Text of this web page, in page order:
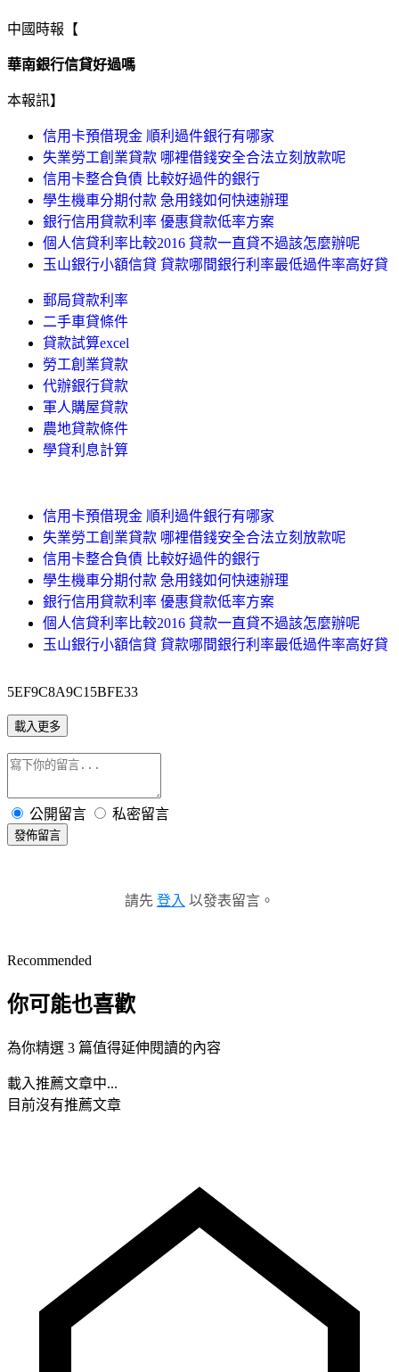
中國時報【
華南銀行信貸好過嗎
本報訊】
信用卡預借現金 順利過件銀行有哪家
失業勞工創業貸款 哪裡借錢安全合法立刻放款呢
信用卡整合負債 比較好過件的銀行
學生機車分期付款 急用錢如何快速辦理
銀行信用貸款利率 優惠貸款低率方案
個人信貸利率比較2016 貸款一直貸不過該怎麼辦呢
玉山銀行小額信貸 貸款哪間銀行利率最低過件率高好貸
郵局貸款利率
二手車貸條件
貸款試算excel
勞工創業貸款
代辦銀行貸款
軍人購屋貸款
農地貸款條件
學貸利息計算
信用卡預借現金 順利過件銀行有哪家
失業勞工創業貸款 哪裡借錢安全合法立刻放款呢
信用卡整合負債 比較好過件的銀行
學生機車分期付款 急用錢如何快速辦理
銀行信用貸款利率 優惠貸款低率方案
個人信貸利率比較2016 貸款一直貸不過該怎麼辦呢
玉山銀行小額信貸 貸款哪間銀行利率最低過件率高好貸
5EF9C8A9C15BFE33
載入更多
公開留言 私密留言
發佈留言
請先 登入 以發表留言。
Recommended
你可能也喜歡
為你精選 3 篇值得延伸閱讀的內容
載入推薦文章中...
目前沒有推薦文章